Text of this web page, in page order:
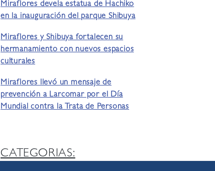
Miraflores devela estatua de Hachiko
en la inauguración del parque Shibuya
Miraflores y Shibuya fortalecen su
hermanamiento con nuevos espacios
culturales
Miraflores llevó un mensaje de
prevención a Larcomar por el Día
Mundial contra la Trata de Personas
CATEGORIAS: